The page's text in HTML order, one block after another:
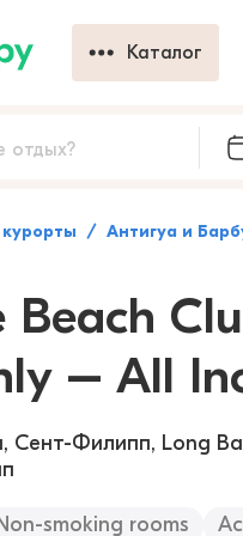
Каталог
Антигуа и
Beach
– All
Сент-Филипп, Long
Non-smoking rooms